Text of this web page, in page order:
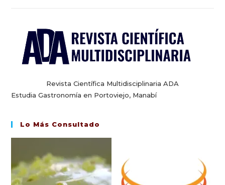
Revista Científica Multidisciplinaria ADA
Estudia Gastronomía en Portoviejo, Manabí
Lo Más Consultado